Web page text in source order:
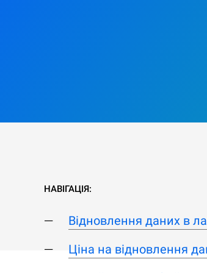
НАВІГАЦІЯ:
Відновлення даних в
Ціна на відновлення